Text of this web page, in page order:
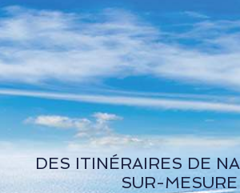
DES ITINÉRAIRES DE
SUR-MESURE